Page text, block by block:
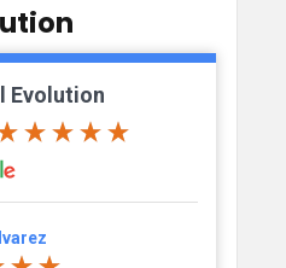
Evolution